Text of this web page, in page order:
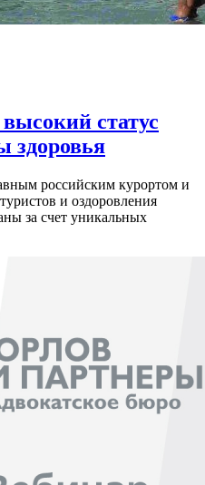
статус
здоровья
российским курортом и
и оздоровления
за счет уникальных